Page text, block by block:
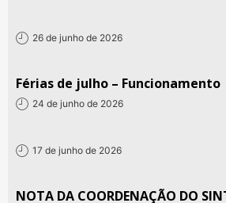
26 de junho de 2026
Férias de julho – Funcionamento
24 de junho de 2026
17 de junho de 2026
NOTA DA COORDENAÇÃO DO